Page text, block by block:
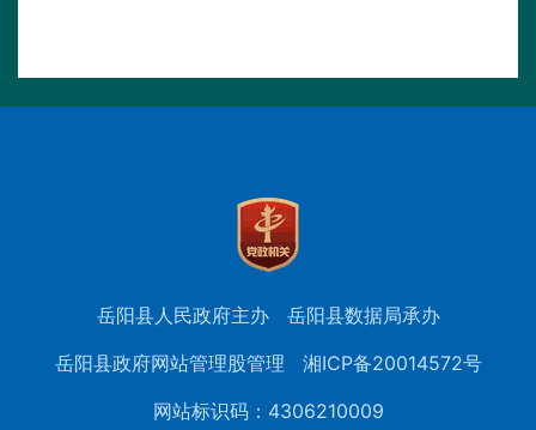
岳阳县人民政府主办
岳阳县数据局承办
岳阳县政府网站管理股管理
湘ICP备20014572号
网站标识码：4306210009